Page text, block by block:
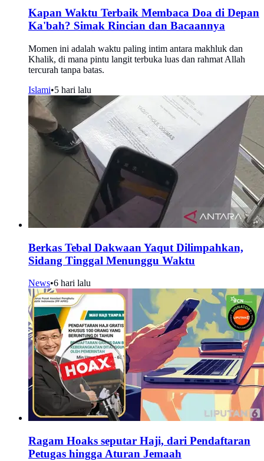
Kapan Waktu Terbaik Membaca Doa di Depan
Ka'bah? Simak Rincian dan Bacaannya
Momen ini adalah waktu paling intim antara makhluk dan
Khalik, di mana pintu langit terbuka luas dan rahmat Allah
tercurah tanpa batas.
Islami•5 hari lalu
Berkas Tebal Dakwaan Yaqut Dilimpahkan,
Sidang Tinggal Menunggu Waktu
News•6 hari lalu
Ragam Hoaks seputar Haji, dari Pendaftaran
Petugas hingga Aturan Jemaah